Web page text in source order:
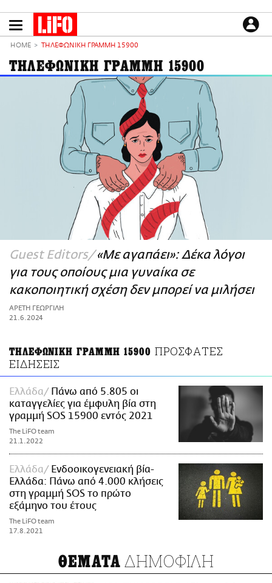
το
κυρίως
ΜΙΚΡΟΠΡΑΓΜΑΤΑ
THE GOOD LIFO
LIFOLAND
CITY GUIDE
ΑΜΠΑ
PRINT
ΕΙΔΗΣΕΙΣ
CULTURE
ΤΡΟΠΟΣ ΖΩΗΣ
PODCASTS
HOME ΤΗΛΕΦΩΝΙΚΗ ΓΡΑΜΜΗ 15900
ΤΗΛΕΦΩΝΙΚΗ ΓΡΑΜΜΗ 15900
Guest Editors «Με αγαπάει»: Δέκα λόγοι
για τους οποίους μια γυναίκα σε
κακοποιητική σχέση δεν μπορεί να μιλήσει
ΑΡΕΤΗ ΓΕΩΡΓΙΛΗ
21.6.2024
ΤΗΛΕΦΩΝΙΚΗ ΓΡΑΜΜΗ 15900 ΠΡΟΣΦΑΤΕΣ
ΕΙΔΗΣΕΙΣ
Ελλάδα
Πάνω από 5.805 οι
καταγγελίες για έμφυλη βία στη
γραμμή SOS 15900 εντός 2021
The LiFO team
21.1.2022
Ελλάδα
Ενδοοικογενειακή βία-
Ελλάδα: Πάνω από 4.000 κλήσεις
στη γραμμή SOS το πρώτο
εξάμηνο του έτους
The LiFO team
17.8.2021
ΘΕΜΑΤΑ ΔΗΜΟΦΙΛΗ